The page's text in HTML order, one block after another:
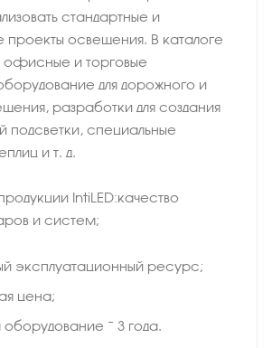
стандартные и
проекты освещения. В каталоге
офисные и торговые
для дорожного и
разработки для создания
подсветки, специальные
и т. д.
IntiLED:качество
и систем;
эксплуатационный ресурс;
цена;
оборудование − 3 года.